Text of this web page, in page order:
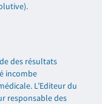
des résultats
incombe
L’Editeur du
responsable des